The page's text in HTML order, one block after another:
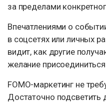
за пределами
Впечатлениями о
в соцсетях или личных
видит, как другие
желание присоединиться
FOMO-маркетинг не
Достаточно подсветить